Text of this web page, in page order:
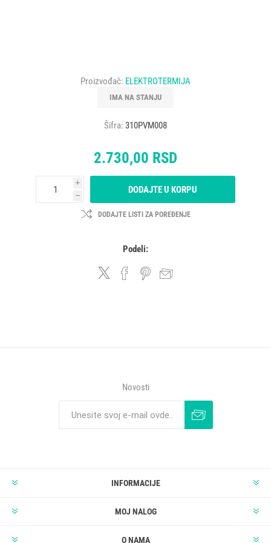
Proizvođač: ELEKTROTERMIJA
IMA NA STANJU
Šifra: 310PVM008
2.730,00 RSD
i
h
DODAJTE U KORPU
DODAJTE LISTI ZA POREĐENJE
Podeli:
Novosti
INFORMACIJE
MOJ NALOG
O NAMA